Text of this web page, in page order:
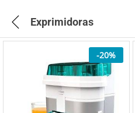
Exprimidoras
-20%